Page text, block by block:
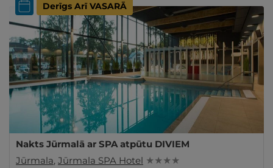
ceļazīmi šeit!Derīgs Arī VASARĀ
Nakts Jūrmalā ar SPA atpūtu DIVIEM
Jūrmala, Jūrmala SPA Hotel ★ ★ ★ ★